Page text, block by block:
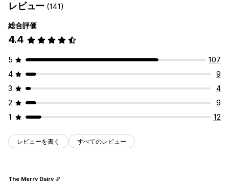
レビュー (141)
総合評価
4.4
5
107
4
9
3
4
2
9
1
12
レビューを書く すべてのレビュー
The Merry Dairy